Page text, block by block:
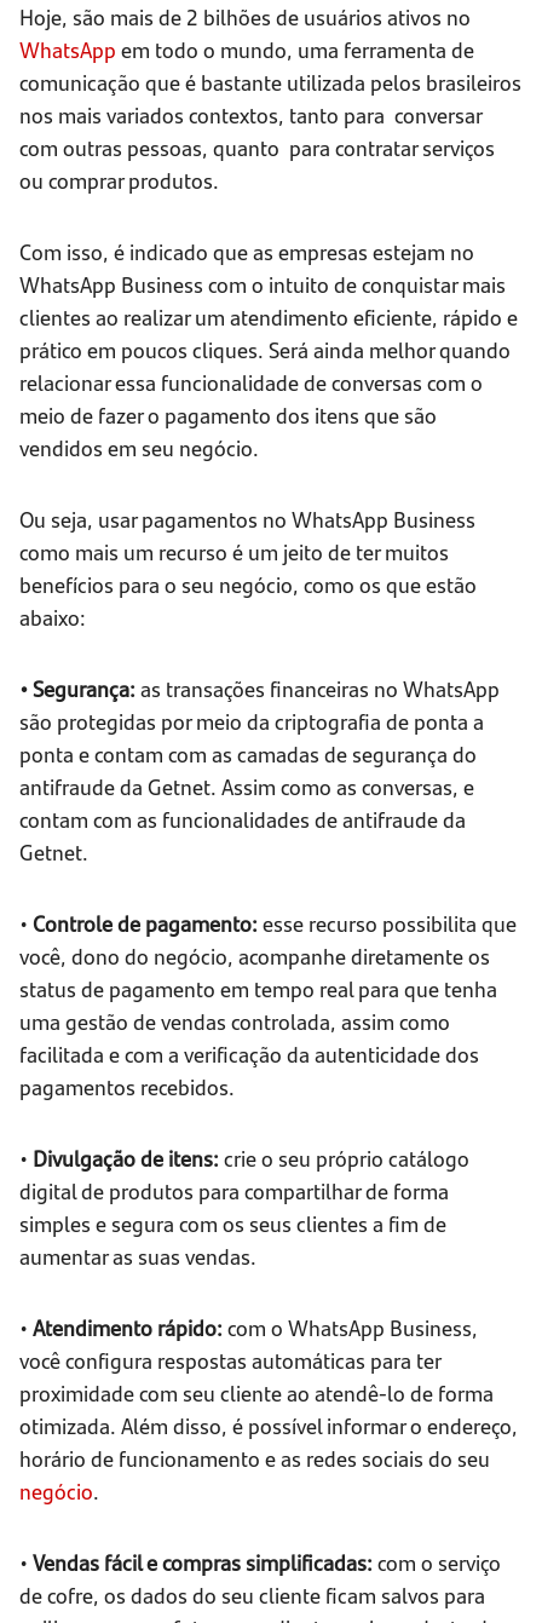
Hoje, são mais de 2 bilhões de usuários ativos no
WhatsApp em todo o mundo, uma ferramenta de
comunicação que é bastante utilizada pelos brasileiros
nos mais variados contextos, tanto para conversar
com outras pessoas, quanto para contratar serviços
ou comprar produtos.
Com isso, é indicado que as empresas estejam no
WhatsApp Business com o intuito de conquistar mais
clientes ao realizar um atendimento eficiente, rápido e
prático em poucos cliques. Será ainda melhor quando
relacionar essa funcionalidade de conversas com o
meio de fazer o pagamento dos itens que são
vendidos em seu negócio.
Ou seja, usar pagamentos no WhatsApp Business
como mais um recurso é um jeito de ter muitos
benefícios para o seu negócio, como os que estão
abaixo:
• Segurança: as transações financeiras no WhatsApp
são protegidas por meio da criptografia de ponta a
ponta e contam com as camadas de segurança do
antifraude da Getnet. Assim como as conversas, e
contam com as funcionalidades de antifraude da
Getnet.
• Controle de pagamento: esse recurso possibilita que
você, dono do negócio, acompanhe diretamente os
status de pagamento em tempo real para que tenha
uma gestão de vendas controlada, assim como
facilitada e com a verificação da autenticidade dos
pagamentos recebidos.
• Divulgação de itens: crie o seu próprio catálogo
digital de produtos para compartilhar de forma
simples e segura com os seus clientes a fim de
aumentar as suas vendas.
• Atendimento rápido: com o WhatsApp Business,
você configura respostas automáticas para ter
proximidade com seu cliente ao atendê-lo de forma
otimizada. Além disso, é possível informar o endereço,
horário de funcionamento e as redes sociais do seu
negócio.
• Vendas fácil e compras simplificadas: com o serviço
de cofre, os dados do seu cliente ficam salvos para